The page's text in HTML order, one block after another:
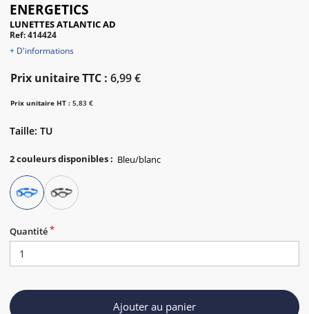
ENERGETICS
LUNETTES ATLANTIC AD
Ref: 414424
+ D'informations
Prix unitaire TTC : 6,99 €
Prix unitaire HT : 5,83 €
Taille: TU
2couleurs disponibles:
Quantité
Ajouter au panier